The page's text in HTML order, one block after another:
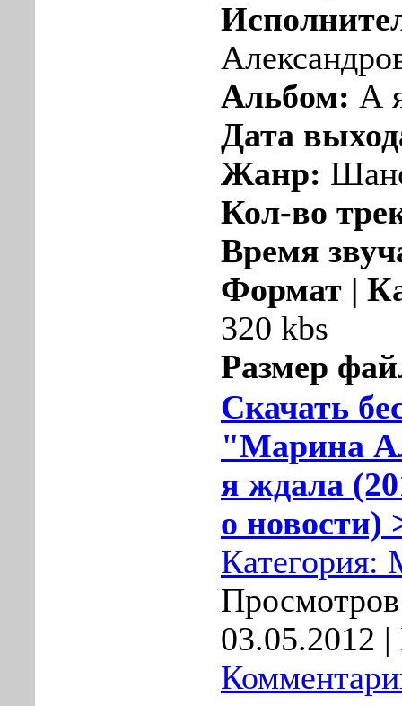
Альбом: А
Дата
Жанр:
Кол-во
Время
Формат |
320 kbs
Размер
Скачать
"Марина
я ждала
о новости)
Категория:
03.05.2012 |